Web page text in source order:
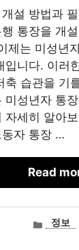
설 방법과
통장을 개
제는 미성년
입니다. 이러
축 습관을 기
미성년자 통
자세히 알아
동자 통장 …
Read
카정보